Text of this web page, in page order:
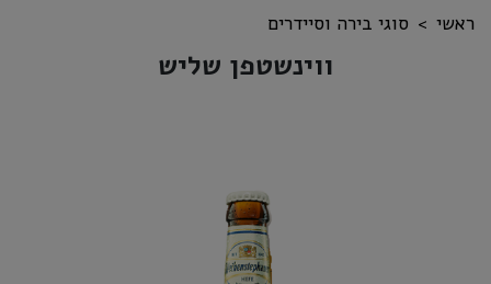
ראשי סוגי בירה וסיידרים
ווינשטפן שליש